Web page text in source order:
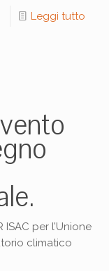
Leggi tutto
per l’Unione
climatico